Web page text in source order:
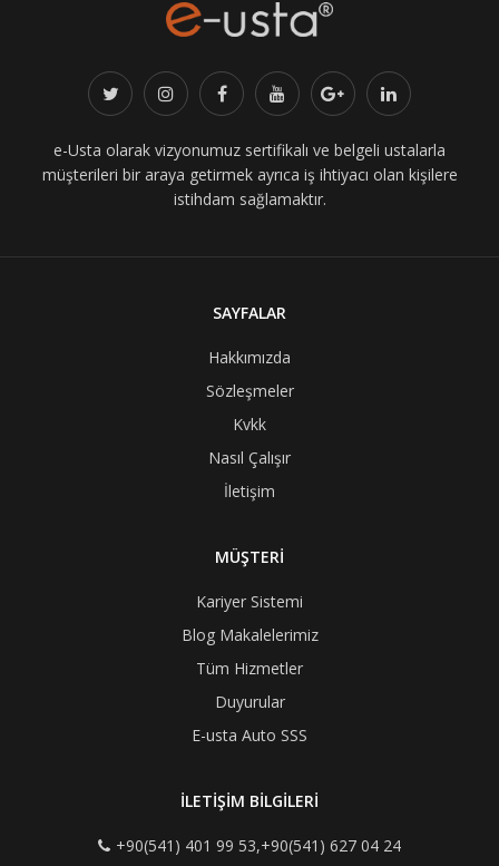
e-Usta olarak vizyonumuz sertifikalı ve belgeli ustalarla
müşterileri bir araya getirmek ayrıca iş ihtiyacı olan kişilere
istihdam sağlamaktır.
SAYFALAR
Hakkımızda
Sözleşmeler
Kvkk
Nasıl Çalışır
İletişim
MÜŞTERİ
Kariyer Sistemi
Blog Makalelerimiz
Tüm Hizmetler
Duyurular
E-usta Auto SSS
İLETİŞİM BİLGİLERİ
+90(541) 401 99 53,+90(541) 627 04 24